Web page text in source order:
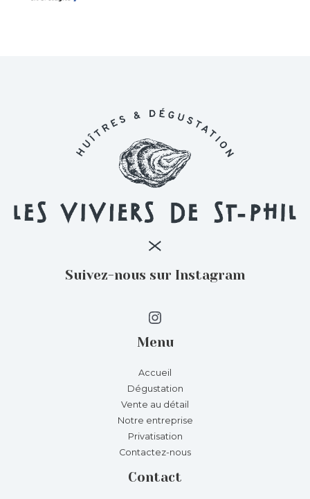
Suivez-nous sur Instagram
Instagram
Menu
Accueil
Dégustation
Vente au détail
Notre entreprise
Privatisation
Contactez-nous
Contact